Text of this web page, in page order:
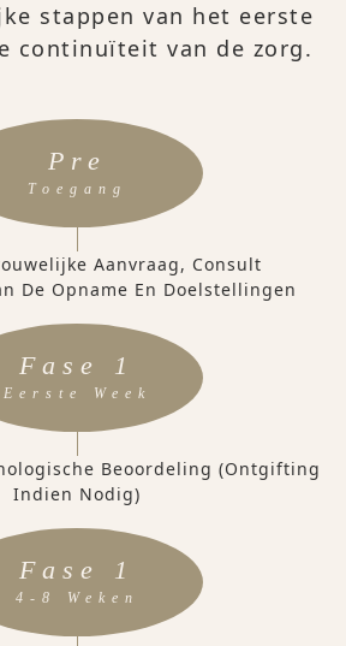
stappen van het eerste
continuïteit van de zorg.
Pre
Toegang
Aanvraag, Consult
De Opname En Doelstellingen
Fase 1
Eerste Week
Beoordeling (ontgifting
Indien Nodig)
Fase 1
4-8 Weken